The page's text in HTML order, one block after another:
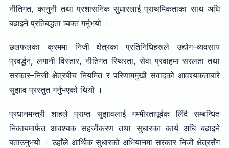
नीतिगत, कानुनी तथा प्रशासनिक सुधारलाई प्राथमिकताका साथ अघि
बढाइने प्रतिबद्धता व्यक्त गर्नुभयो ।
छलफलका क्रममा निजी क्षेत्रका प्रतिनिधिहरूले उद्योग–व्यवसाय
प्रवर्द्धन, लगानी विस्तार, नीतिगत स्थिरता, सेवा प्रवाहमा सरलता तथा
सरकार–निजी क्षेत्रबीच नियमित र परिणाममुखी संवादको आवश्यकताबारे
सुझाव प्रस्तुत गर्नुभएको थियो ।
प्रधानमन्त्री शाहले प्राप्त सुझावलाई गम्भीरतापूर्वक लिँदै सम्बन्धित
निकायमार्फत आवश्यक सहजीकरण तथा सुधारका कार्य अघि बढाइने
बताउनुभयो । उहाँले आर्थिक सुधारको अभियानमा सरकार निजी क्षेत्रसँग